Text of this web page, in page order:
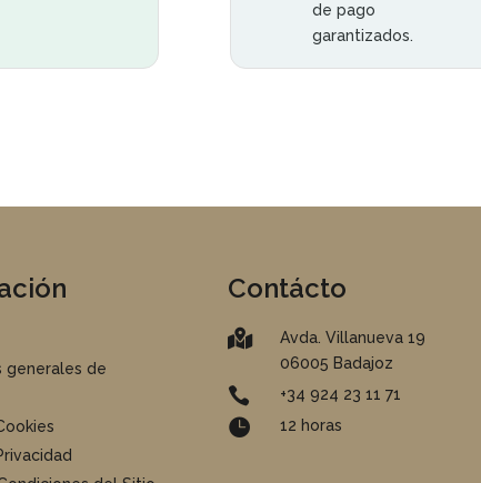
de pago
garantizados.
generales de
Contácto

Avda. Villanueva 19
06005 Badajoz
 +34 924 23 11 71
 12 horas